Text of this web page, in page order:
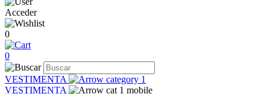
Acceder
0
0
VESTIMENTA
VESTIMENTA